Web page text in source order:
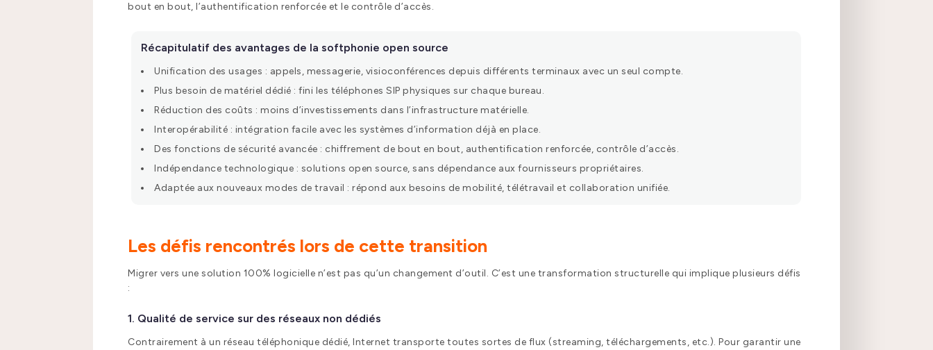
bout en bout, l’authentification renforcée et le contrôle d’accès.
Récapitulatif des avantages de la softphonie open source
Unification des usages : appels, messagerie, visioconférences depuis différents terminaux avec un seul compte.
Plus besoin de matériel dédié : fini les téléphones SIP physiques sur chaque bureau.
Réduction des coûts : moins d’investissements dans l’infrastructure matérielle.
Interopérabilité : intégration facile avec les systèmes d’information déjà en place.
Des fonctions de sécurité avancée : chiffrement de bout en bout, authentification renforcée, contrôle d’accès.
Indépendance technologique : solutions open source, sans dépendance aux fournisseurs propriétaires.
Adaptée aux nouveaux modes de travail : répond aux besoins de mobilité, télétravail et collaboration unifiée.
Les défis rencontrés lors de cette transition
Migrer vers une solution 100% logicielle n’est pas qu’un changement d’outil. C’est une transformation structurelle qui implique plusieurs défis
:
1. Qualité de service sur des réseaux non dédiés
Contrairement à un réseau téléphonique dédié, Internet transporte toutes sortes de flux (streaming, téléchargements, etc.). Pour garantir une